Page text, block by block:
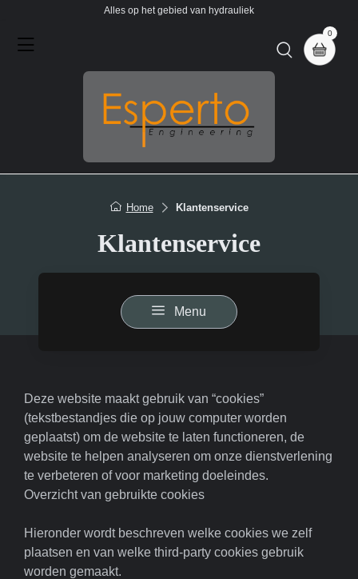
Alles op het gebied van hydrauliek
0
Home Klantenservice
Klantenservice
Menu
Deze website maakt gebruik van “cookies”
(tekstbestandjes die op jouw computer worden
geplaatst) om de website te laten functioneren, de
website te helpen analyseren om onze dienstverlening
te verbeteren of voor marketing doeleindes.
Overzicht van gebruikte cookies
Hieronder wordt beschreven welke cookies we zelf
plaatsen en van welke third-party cookies gebruik
worden gemaakt.